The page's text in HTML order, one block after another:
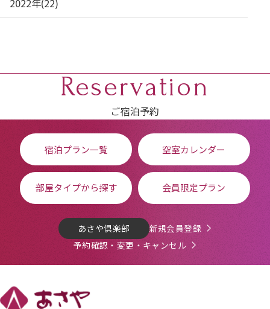
2022年(22)
Reservation
ご宿泊予約
宿泊プラン一覧 空室カレンダー
部屋タイプから探す 会員限定プラン
あさや倶楽部
新規会員登録
予約確認・変更・キャンセル